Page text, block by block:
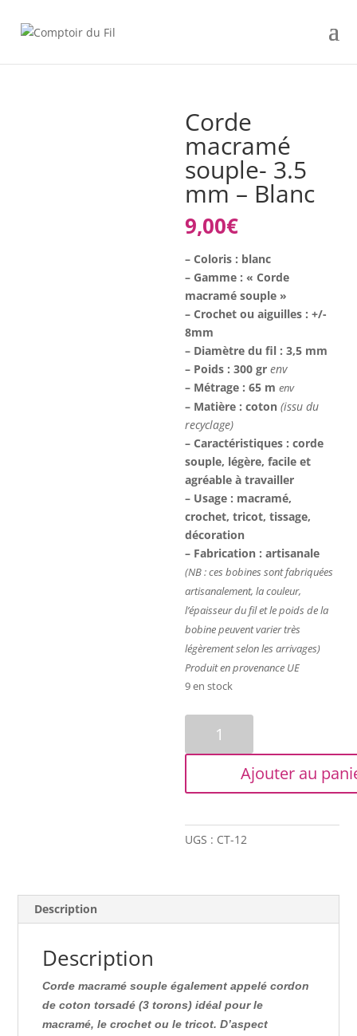
Corde
macramé
souple- 3.5
mm – Blanc
9,00€
– Coloris : blanc
– Gamme : « Corde
macramé souple »
– Crochet ou aiguilles : +/-
8mm
– Diamètre du fil : 3,5 mm
– Poids : 300 grenv
– Métrage : 65 menv
– Matière : coton (issu du
recyclage)
– Caractéristiques : corde
souple, légère, facile et
agréable à travailler
– Usage : macramé,
crochet, tricot, tissage,
décoration
– Fabrication : artisanale
(NB : ces bobines sont fabriquées
artisanalement, la couleur,
l’épaisseur du fil et le poids de la
bobine peuvent varier très
légèrement selon les arrivages)
Produit en provenance UE
9 en stock
Corde
souple-
mm
Ajouter au
UGS : CT-12
Description
Description
Corde macramé souple également appelé cordon
de coton torsadé (3 torons) idéal pour le
macramé, le crochet ou le tricot. D’aspect